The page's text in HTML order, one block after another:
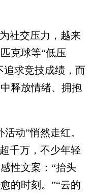
社交压力，越来
克球等“低压
追求竞技成绩，而
释放情绪、拥抱
动”悄然走红。
千万，不少年轻
性文案：“抬头
的时刻。”“云的